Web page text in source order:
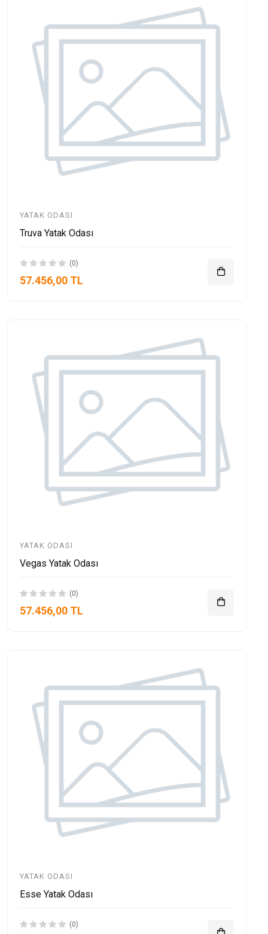
YATAK ODASI
Truva Yatak Odası
(0)
57.456,00 TL
YATAK ODASI
Vegas Yatak Odası
(0)
57.456,00 TL
YATAK ODASI
Esse Yatak Odası
(0)